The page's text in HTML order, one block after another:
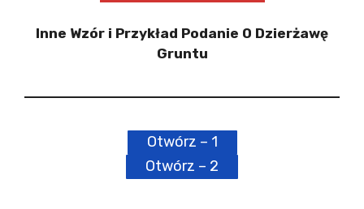
Inne Wzór i Przykład Podanie O Dzierżawę
Gruntu
Otwórz – 1
Otwórz – 2